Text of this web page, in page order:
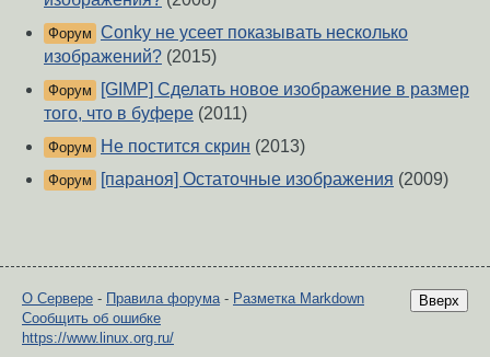
Форум Conky не усеет показывать несколько
изображений? (2015)
Форум
[GIMP] Сделать новое изображение в размер
того, что в буфере (2011)
Форум Не постится скрин (2013)
Форум [параноя] Остаточные изображения (2009)
Вверх
О Сервере - Правила форума- Разметка Markdown
Сообщить об ошибке
https://www.linux.org.ru/